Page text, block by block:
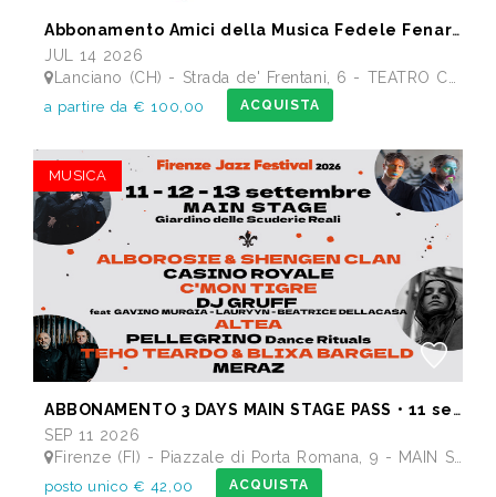
Abbonamento Amici della Musica Fedele Fenaroli 17 Concerti dal 14/07 al13/12 2026
JUL 14 2026
Lanciano (CH) - Strada de' Frentani, 6 - TEATRO COMUNALE FEDELE FENAROLI
a partire da € 100,00 ACQUISTA
MUSICA
ABBONAMENTO 3 DAYS MAIN STAGE PASS • 11 settembre: Alborosie & Shengen Clan, DJ Gruff feat Gavino Murgia - Lauryyn - Beatrice Dellacasa, after party Dj Gruff • 12 settembre: Altea, Pellegrino, Casino Royale • 13 settembre: Meraz, Teho Teardo & Blixa Bargeld, C'Mon Tigre
SEP 11 2026
Firenze (FI) - Piazzale di Porta Romana, 9 - MAIN STAGE - Giardino delle Scuderie Reali
posto unico € 42,00 ACQUISTA